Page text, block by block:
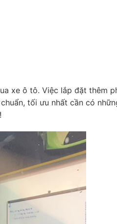
xe ô tô. Việc lắp đặt thêm
tối ưu nhất cần có